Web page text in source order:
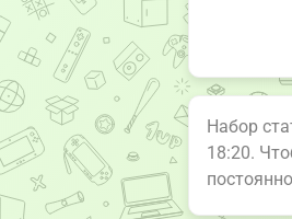
Набор
18:20.